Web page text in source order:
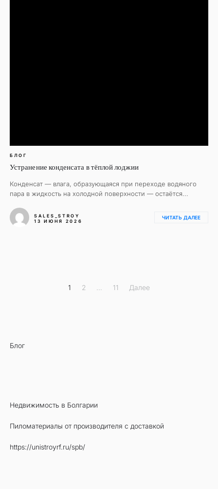
БЛОГ
Устранение конденсата в тёплой лоджии
Конденсат — влага, образующаяся при переходе водяного
пара в жидкость на холодной поверхности — остаётся...
SALES_STROY
13 ИЮНЯ 2026
ЧИТАТЬ ДАЛЕЕ
1 2 11 Далее
Блог
Недвижимость в Болгарии
Пиломатериалы от производителя с доставкой
https://unistroyrf.ru/spb/